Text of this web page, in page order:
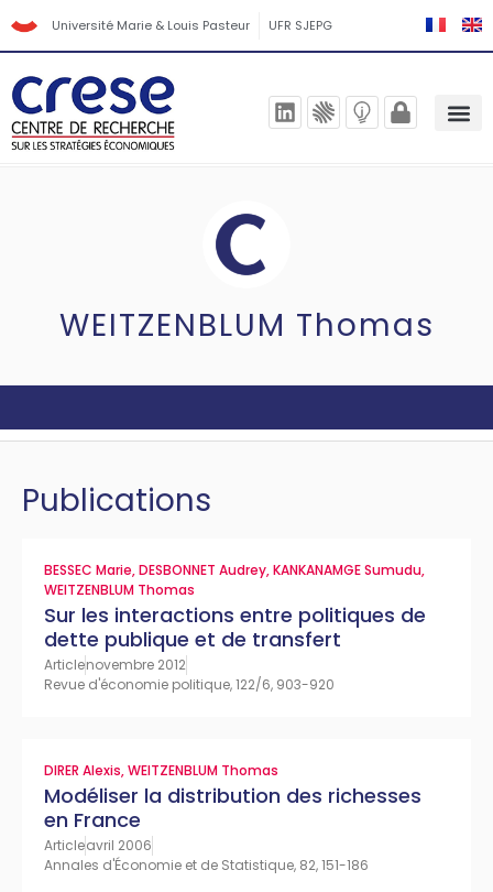
Université Marie & Louis Pasteur UFR SJEPG
WEITZENBLUM Thomas
Publications
BESSEC Marie,DESBONNET Audrey,KANKANAMGE Sumudu,
WEITZENBLUM Thomas
Sur les interactions entre politiques de
dette publique et de transfert
Articlenovembre 2012
Revue d'économie politique, 122/6, 903-920
DIRER Alexis,WEITZENBLUM Thomas
Modéliser la distribution des richesses
en France
Articleavril 2006
Annales d'Économie et de Statistique, 82, 151-186